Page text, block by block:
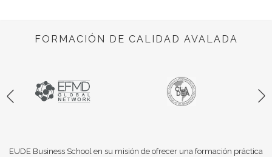
FORMACIÓN DE CALIDAD AVALADA
EUDE Business School en su misión de ofrecer una formación práctica